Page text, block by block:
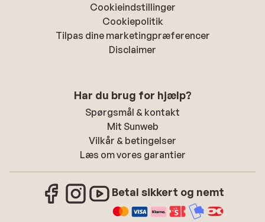
Cookieindstillinger
Cookiepolitik
Tilpas dine marketingpræferencer
Disclaimer
Har du brug for hjælp?
Spørgsmål & kontakt
Mit Sunweb
Vilkår & betingelser
Læs om vores garantier
Betal sikkert og nemt